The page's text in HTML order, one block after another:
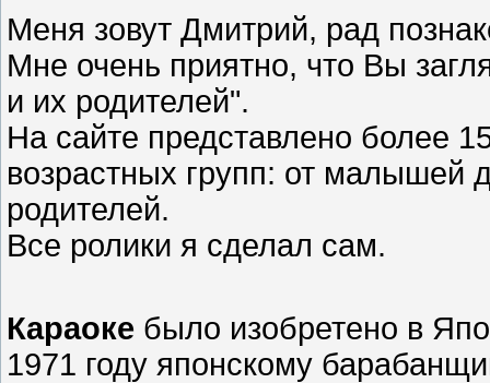
Меня зовут Дмитрий, рад
Мне очень приятно, что Вы
и их родителей".
На сайте представлено более
возрастных групп: от малышей
родителей.
Все ролики я сделал сам.
Караоке было изобретено в
1971 году японскому